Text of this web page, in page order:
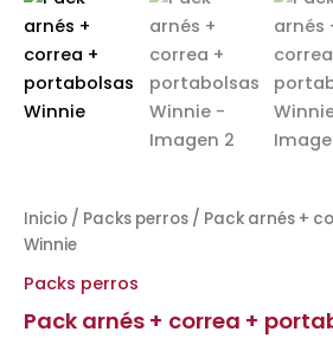
Inicio / Packs perros / Pack arnés +
Winnie
Packs perros
Pack arnés + correa +